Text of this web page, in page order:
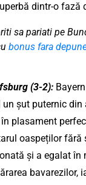
dintr-o fază
sa pariati pe
bonus fara
(3-2):
un șut puternic
plasament
oaspeților fără
și a egalat în
bavarezilor,